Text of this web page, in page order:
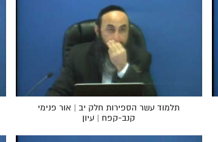
תלמוד עשר הספירות חלק יב | אור פנימי
קנב-קפח | עיון